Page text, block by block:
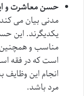
حسن معاشرت و
مدنی بیان می
یکدیگرند. این
مناسب و
است که در فقه
انجام این
مرد باشد.